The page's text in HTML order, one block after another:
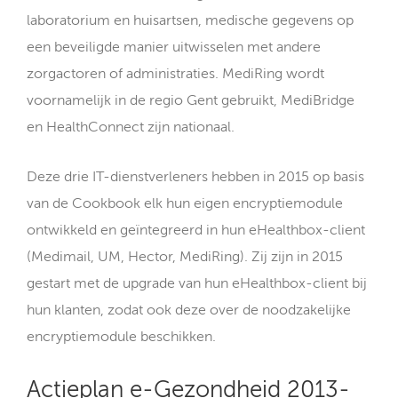
laboratorium en huisartsen, medische gegevens op
een beveiligde manier uitwisselen met andere
zorgactoren of administraties. MediRing wordt
voornamelijk in de regio Gent gebruikt, MediBridge
en HealthConnect zijn nationaal.
Deze drie IT-dienstverleners hebben in 2015 op basis
van de Cookbook elk hun eigen encryptiemodule
ontwikkeld en geïntegreerd in hun eHealthbox-client
(Medimail, UM, Hector, MediRing). Zij zijn in 2015
gestart met de upgrade van hun eHealthbox-client bij
hun klanten, zodat ook deze over de noodzakelijke
encryptiemodule beschikken.
Actieplan e-Gezondheid 2013-